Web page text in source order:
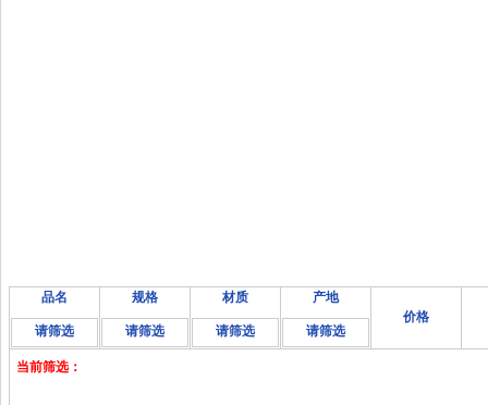
品名
请筛选
规格
请筛选
材质
请筛选
产地
请筛选
价格
当前筛选：